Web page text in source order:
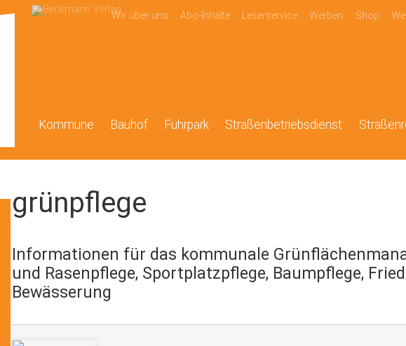
Wir über uns Abo-Inhalte Leserservice Werben Shop
Kommune Bauhof Fuhrpark Straßenbetriebsdienst
grünpflege
Informationen für das kommunale
und Rasenpflege, Sportplatzpflege, Baumpflege,
Bewässerung